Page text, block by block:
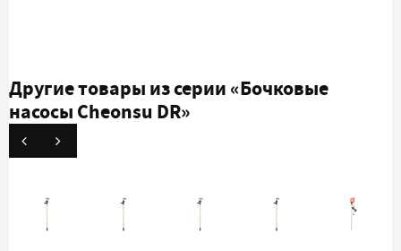
Другие товары из серии«Бочковые
насосы Cheonsu DR»